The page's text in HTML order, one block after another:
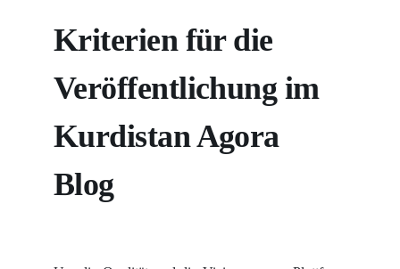
Kriterien für die
Veröffentlichung im
Kurdistan Agora
Blog